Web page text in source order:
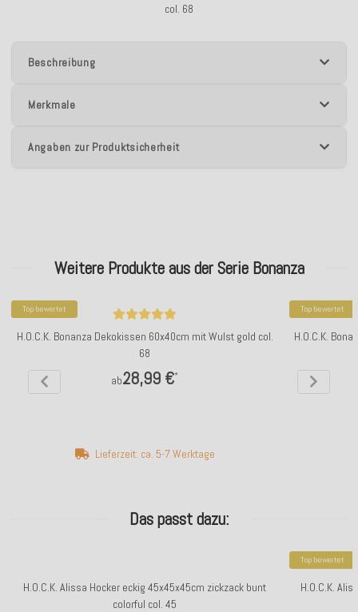
col. 68
Beschreibung
Merkmale
Angaben zur Produktsicherheit
Weitere Produkte aus der Serie Bonanza
Top bewertet
H.O.C.K. Bonanza Dekokissen 60x40cm mit Wulst gold col.
68
ab28,99 €*
Lieferzeit: ca. 5-7 Werktage
Top bewertet
H.O.C.K.
Das passt dazu:
H.O.C.K. Alissa Hocker eckig 45x45x45cm zickzack bunt
colorful col. 45
Top bewertet
H.O.C.K.